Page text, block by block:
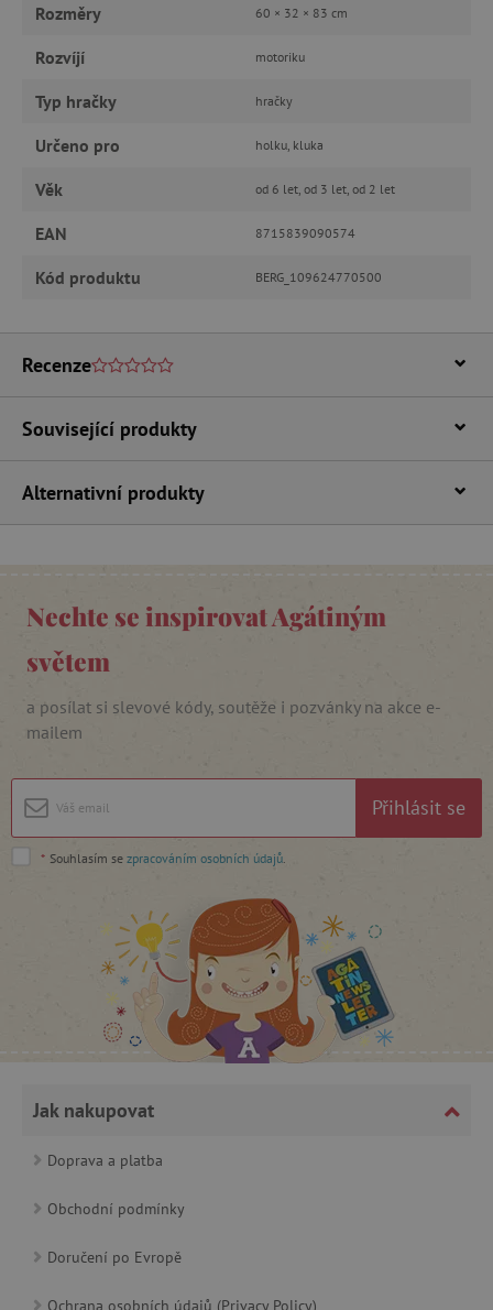
Rozměry 60 × 32 × 83 cm
Rozvíjí motoriku
Typ hračky hračky
Určeno pro holku, kluka
Věk od 6 let, od 3 let, od 2 let
EAN 8715839090574
Kód produktu BERG_109624770500
Recenze
Související produkty
Alternativní produkty
Nechte se inspirovat Agátiným
světem
a posílat si slevové kódy, soutěže i pozvánky na akce e-
mailem
Přihlásit se
* Souhlasím se zpracováním osobních údajů
Jak nakupovat
Doprava a platba
Obchodní podmínky
Doručení po Evropě
Ochrana osobních údajů (Privacy Policy)
Funkční soubory
Nezbytně nutné soubory cookie umožňují
přihlášení uživatele a správa účtu. Webové
stránky nelze bez nezbytně nutných souborů
.vimeo.com
_lb_ccc
CookieScriptConsent
CookieScript
www.agatinsvet.cz